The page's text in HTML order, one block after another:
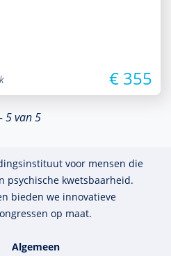
€ 355
5 van 5
voor mensen die
psychische kwets­baar­heid.
bieden we innova­tieve
op maat.
Algemeen